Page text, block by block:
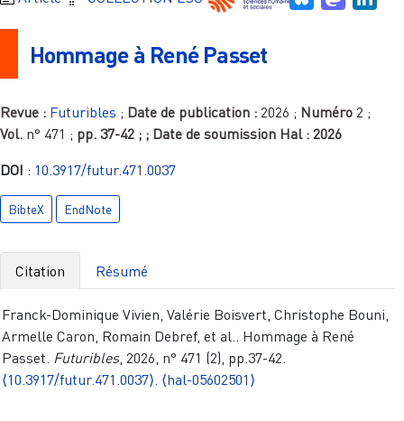
Hommage à René Passet
Revue : Futuribles ; Date de publication : 2026 ; Numéro 2 ;
Vol. n° 471 ; pp. 37-42 ; ; Date de soumission Hal : 2026
DOI : 10.3917/futur.471.0037
BibteX EndNote
Citation Résumé
Franck-Dominique Vivien, Valérie Boisvert, Christophe Bouni,
Armelle Caron, Romain Debref, et al.. Hommage à René
Passet. Futuribles, 2026, n° 471 (2), pp.37-42.
⟨10.3917/futur.471.0037⟩. ⟨hal-05602501⟩